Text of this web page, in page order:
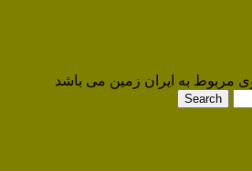
مربوط به ایران زمین می باشد
Search